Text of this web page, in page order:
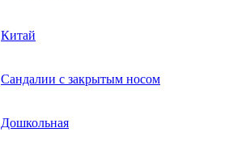
Китай
Сандалии с закрытым носом
Дошкольная